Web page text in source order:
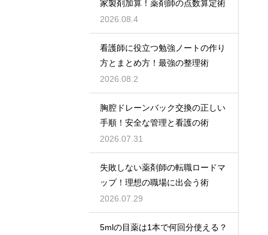
家製剤加算！薬剤師の点数算定術
2026.08.4
看護師に役立つ勉強ノートの作り
方とまとめ方！最強の整理術
2026.08.2
胸腔ドレーンバック交換の正しい
手順！安全な管理と看護の術
2026.07.31
失敗しない薬剤師の転職ロードマ
ップ！理想の職場に出会う術
2026.07.29
5mlの目薬は1本で何回分使える？